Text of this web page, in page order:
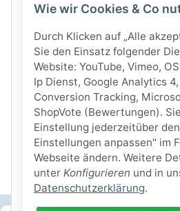
Wie wir Cookies & Co
Durch Klicken auf „Alle
Sie den Einsatz folgender
Website: YouTube, Vimeo,
Ip Dienst, Google Analytics
Conversion Tracking,
ShopVote (Bewertungen).
Einstellung jederzeitüber
Einstellungen anpassen" im
Webseite ändern. Weitere
unter Konfigurieren und in
Datenschutzerklärung.